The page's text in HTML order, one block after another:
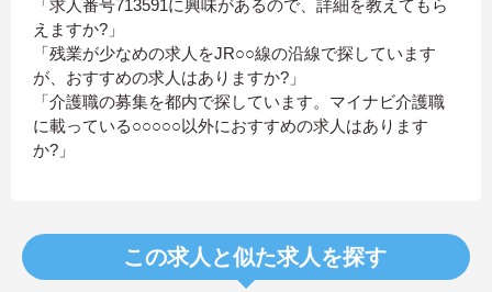
「求人番号713591に興味があるので、詳細を教えてもら
えますか?」
「残業が少なめの求人をJR○○線の沿線で探しています
が、おすすめの求人はありますか?」
「介護職の募集を都内で探しています。マイナビ介護職
に載っている○○○○○以外におすすめの求人はあります
か?」
この求人と似た求人を探す